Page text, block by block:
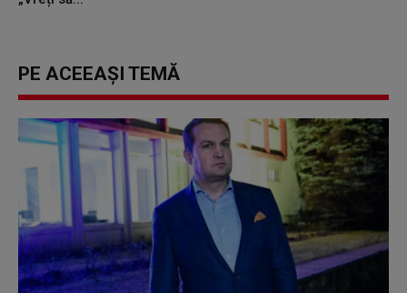
PE ACEEAȘI TEMĂ